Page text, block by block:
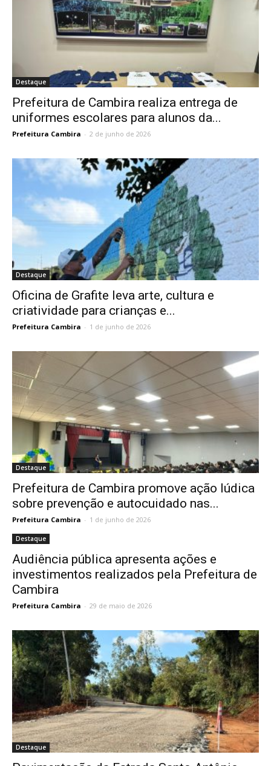
Destaque
Prefeitura de Cambira realiza entrega de
uniformes escolares para alunos da...
Prefeitura Cambira - 2 de junho de 2026
Destaque
Oficina de Grafite leva arte, cultura e
criatividade para crianças e...
Prefeitura Cambira - 1 de junho de 2026
Destaque
Prefeitura de Cambira promove ação lúdica
sobre prevenção e autocuidado nas...
Prefeitura Cambira - 1 de junho de 2026
Destaque
Audiência pública apresenta ações e
investimentos realizados pela Prefeitura de
Cambira
Prefeitura Cambira - 29 de maio de 2026
Destaque